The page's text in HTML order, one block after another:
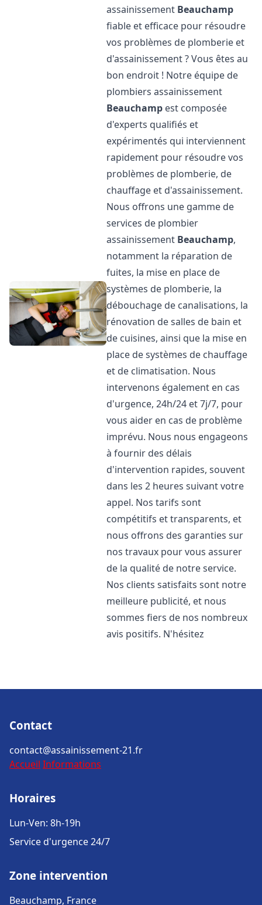
assainissement Beauchamp
fiable et efficace pour résoudre
vos problèmes de plomberie et
d'assainissement ? Vous êtes au
bon endroit ! Notre équipe de
plombiers assainissement
Beauchamp est composée
d'experts qualifiés et
expérimentés qui interviennent
rapidement pour résoudre vos
problèmes de plomberie, de
chauffage et d'assainissement.
Nous offrons une gamme de
services de plombier
assainissement Beauchamp,
notamment la réparation de
fuites, la mise en place de
systèmes de plomberie, la
débouchage de canalisations, la
rénovation de salles de bain et
de cuisines, ainsi que la mise en
place de systèmes de chauffage
et de climatisation. Nous
intervenons également en cas
d'urgence, 24h/24 et 7j/7, pour
vous aider en cas de problème
imprévu. Nous nous engageons
à fournir des délais
d'intervention rapides, souvent
dans les 2 heures suivant votre
appel. Nos tarifs sont
compétitifs et transparents, et
nous offrons des garanties sur
nos travaux pour vous assurer
de la qualité de notre service.
Nos clients satisfaits sont notre
meilleure publicité, et nous
sommes fiers de nos nombreux
avis positifs. N'hésitez
Contact
contact@assainissement-21.fr
Accueil Informations
Horaires
Lun-Ven: 8h-19h
Service d'urgence 24/7
Zone intervention
Beauchamp, France